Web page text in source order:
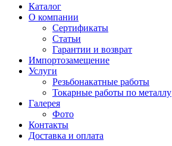
Каталог
О компании
Сертификаты
Статьи
Гарантии и возврат
Импортозамещение
Услуги
Резьбонакатные работы
Токарные работы по металлу
Галерея
Фото
Контакты
Доставка и оплата